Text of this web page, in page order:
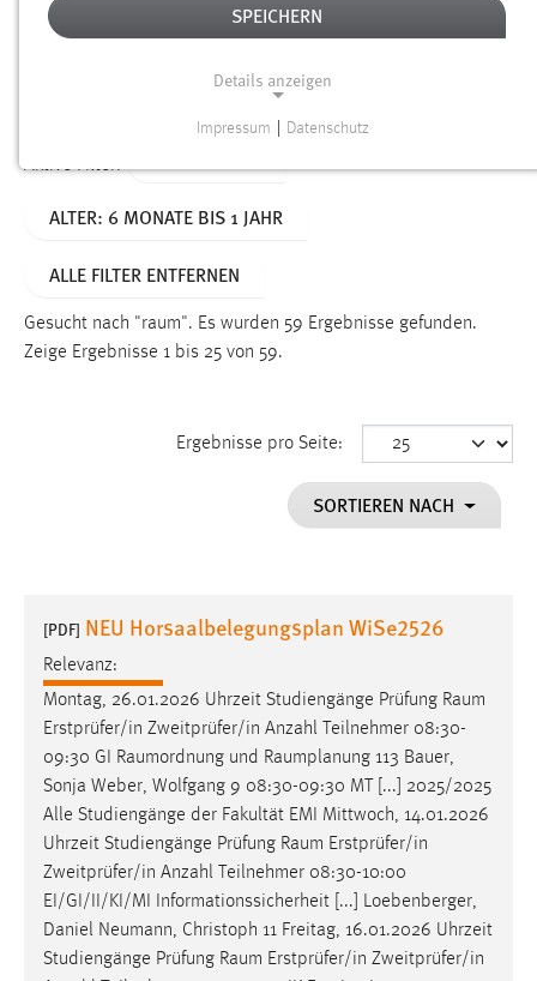
Alter
Aktive Filter:
ALTER: 6 MONATE BIS 1 JAHR
ALLE FILTER ENTFERNEN
Gesucht nach "raum". Es wurden 59 Ergebnisse gefunden.
Zeige Ergebnisse 1 bis 25 von 59.
Ergebnisse pro Seite:
SORTIEREN NACH
[PDF] NEU Horsaalbelegungsplan WiSe2526
Relevanz:
Montag, 26.01.2026 Uhrzeit Studiengänge Prüfung Raum
Erstprüfer/in Zweitprüfer/in Anzahl Teilnehmer 08:30-
09:30 GI
Raumordnung und Raumplanung 113 Bauer,
Sonja Weber, Wolfgang 9 08:30-09:30 MT [...] 2025/2025
Alle Studiengänge der Fakultät EMI Mittwoch, 14.01.2026
Uhrzeit Studiengänge Prüfung Raum Erstprüfer/in
Zweitprüfer/in Anzahl Teilnehmer 08:30-10:00
EI/GI/II/KI/MI Informationssicherheit [...] Loebenberger,
Daniel Neumann, Christoph 11 Freitag, 16.01.2026 Uhrzeit
Studiengänge Prüfung Raum Erstprüfer/in Zweitprüfer/in
SPEICHERN
Details anzeigen
Funktionen und sind für die einwandfreie Funktion der
Name:
Dieser Cookie speichert die ausgewählten Einverständnis-
Performance
Name:
staticfilecache
Zweck:
Für performante Seitenauslieferung wird in diesem Cookie
gespeichert, ob man eingeloggt ist.
Sprachpräferenz
Name:
site-language-preference
Zweck:
Impressum Datenschutz